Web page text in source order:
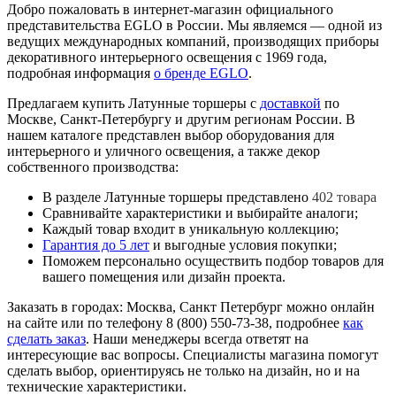
Добро пожаловать в интернет-магазин официального
представительства EGLO в России. Мы являемся — одной из
ведущих международных компаний, производящих приборы
декоративного интерьерного освещения с 1969 года,
подробная информация о бренде EGLO.
Предлагаем купить Латунные торшеры с доставкой по
Москве, Санкт-Петербургу и другим регионам России. В
нашем каталоге представлен выбор оборудования для
интерьерного и уличного освещения, а также декор
собственного производства:
В разделе Латунные торшеры представлено 402 товара
Сравнивайте характеристики и выбирайте аналоги;
Каждый товар входит в уникальную коллекцию;
Гарантия до 5 лет и выгодные условия покупки;
Поможем персонально осуществить подбор товаров для
вашего помещения или дизайн проекта.
Заказать в городах: Москва, Санкт Петербург можно онлайн
на сайте или по телефону 8 (800) 550-73-38, подробнее как
сделать заказ. Наши менеджеры всегда ответят на
интересующие вас вопросы. Специалисты магазина помогут
сделать выбор, ориентируясь не только на дизайн, но и на
технические характеристики.